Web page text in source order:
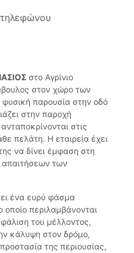
στο Αγρίνιο
στον χώρο των
παρουσία στην οδό
στην παροχή
στις
πελάτη. Η εταιρεία έχει
να δίνει έμφαση στη
απαιτήσεων των
ένα ευρύ φάσμα
περιλαμβάνονται
του μέλλοντος,
κάλυψη στον δρόμο,
της περιουσίας,